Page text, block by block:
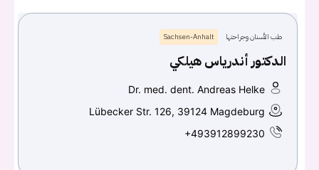
طب الأسنان وجراحتها Sachsen-Anhalt
الدكتور أندرياس هيلكي
Dr. med. dent. Andreas Helke
Lübecker Str. 126, 39124 Magdeburg
+493912899230